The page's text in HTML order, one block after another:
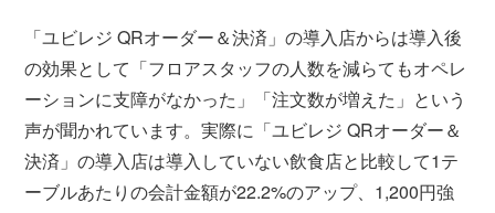
「ユビレジ QRオーダー＆決済」の導入店からは導入後
の効果として「フロアスタッフの人数を減らてもオペレ
ーションに支障がなかった」「注文数が増えた」という
声が聞かれています。実際に「ユビレジ QRオーダー＆
決済」の導入店は導入していない飲食店と比較して1テ
ーブルあたりの会計金額が22.2%のアップ、1,200円強